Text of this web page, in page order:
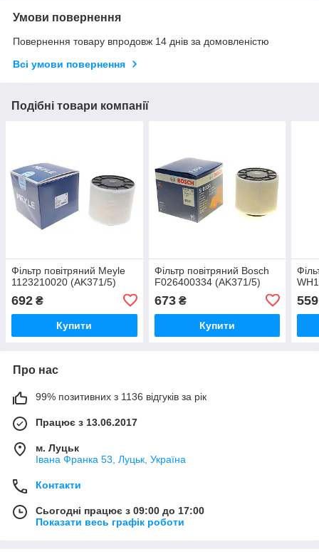
Умови повернення
Повернення товару впродовж 14 днів за домовленістю
Всі умови повернення
Подібні товари компанії
Фільтр повітряний Meyle
1123210020 (AK371/5)
692 ₴
Купити
Фільтр повітряний Bosch
F026400334 (AK371/5)
673₴
Купити
559
Про нас
99% позитивних з 1136 відгуків за рік
Працює з 13.06.2017
м. Луцьк
Івана Франка 53, Луцьк, Україна
Контакти
Сьогодні працює з 09:00 до 17:00
Показати весь графік роботи